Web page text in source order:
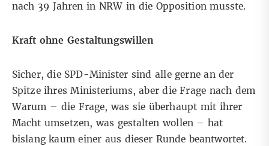
nach 39 Jahren in NRW in die Opposition musste.
Kraft ohne Gestaltungswillen
Sicher, die SPD-Minister sind alle gerne an der
Spitze ihres Ministeriums, aber die Frage nach dem
Warum – die Frage, was sie überhaupt mit ihrer
Macht umsetzen, was gestalten wollen – hat
bislang kaum einer aus dieser Runde beantwortet.